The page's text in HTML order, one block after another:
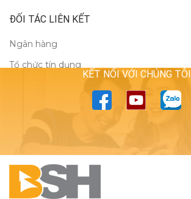
ĐỐI TÁC LIÊN KẾT
Ngân hàng
Tổ chức tín dụng
KẾT NỐI VỚI CHÚNG TÔI